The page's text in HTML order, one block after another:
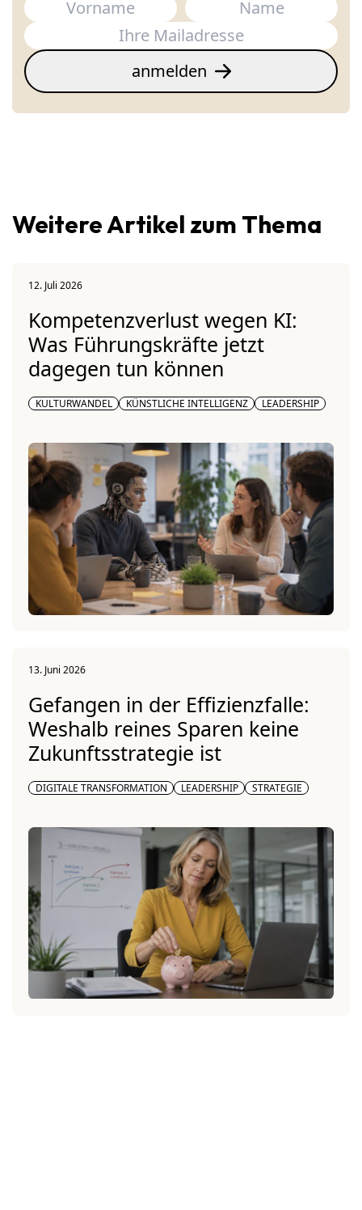
Name(erforderlich)
Vorname
Nachname
E-Mail
(erforderlich)
anmelden
Weitere Artikel zum Thema
12. Juli 2026
Kompetenzverlust wegen KI:
Was Führungskräfte jetzt
dagegen tun können
KULTURWANDEL KÜNSTLICHE INTELLIGENZ LEADERSHIP
13. Juni 2026
Gefangen in der Effizienzfalle:
Weshalb reines Sparen keine
Zukunftsstrategie ist
DIGITALE TRANSFORMATION LEADERSHIP STRATEGIE